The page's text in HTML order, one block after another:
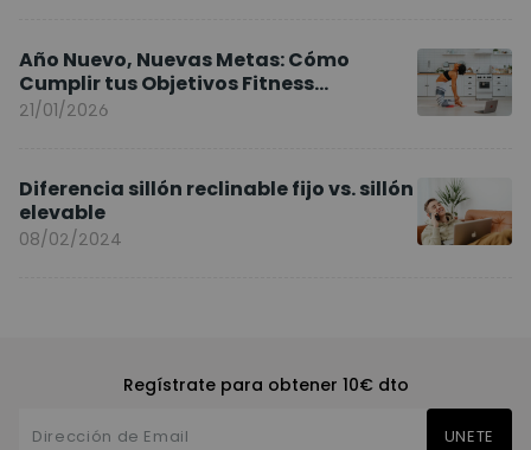
Año Nuevo, Nuevas Metas: Cómo
Cumplir tus Objetivos Fitness
Entrenando en Casa
21/01/2026
Diferencia sillón reclinable fijo vs. sillón
elevable
08/02/2024
Regístrate para obtener 10€ dto
UNETE